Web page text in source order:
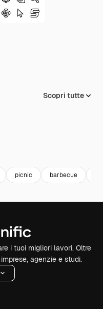
Scopri tutte
picnic barbecue
i tuoi migliori lavori. Oltre
agenzie e studi.